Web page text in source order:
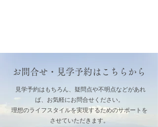
お問合せ・見学予約はこちらから
見学予約はもちろん、疑問点や不明点などがあれ
ば、お気軽にお問合せください。
理想のライフスタイルを実現するためのサポートを
させていただきます。